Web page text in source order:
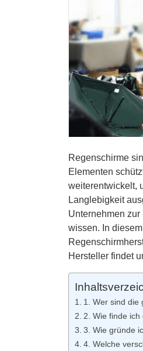
Regenschirme
Elementen
weiterentwickelt,
Langlebigkeit
Unternehmen
wissen. In
Hersteller findet
1. Wer sind die
2. Wie finde
3. Wie gründe
4. Welche